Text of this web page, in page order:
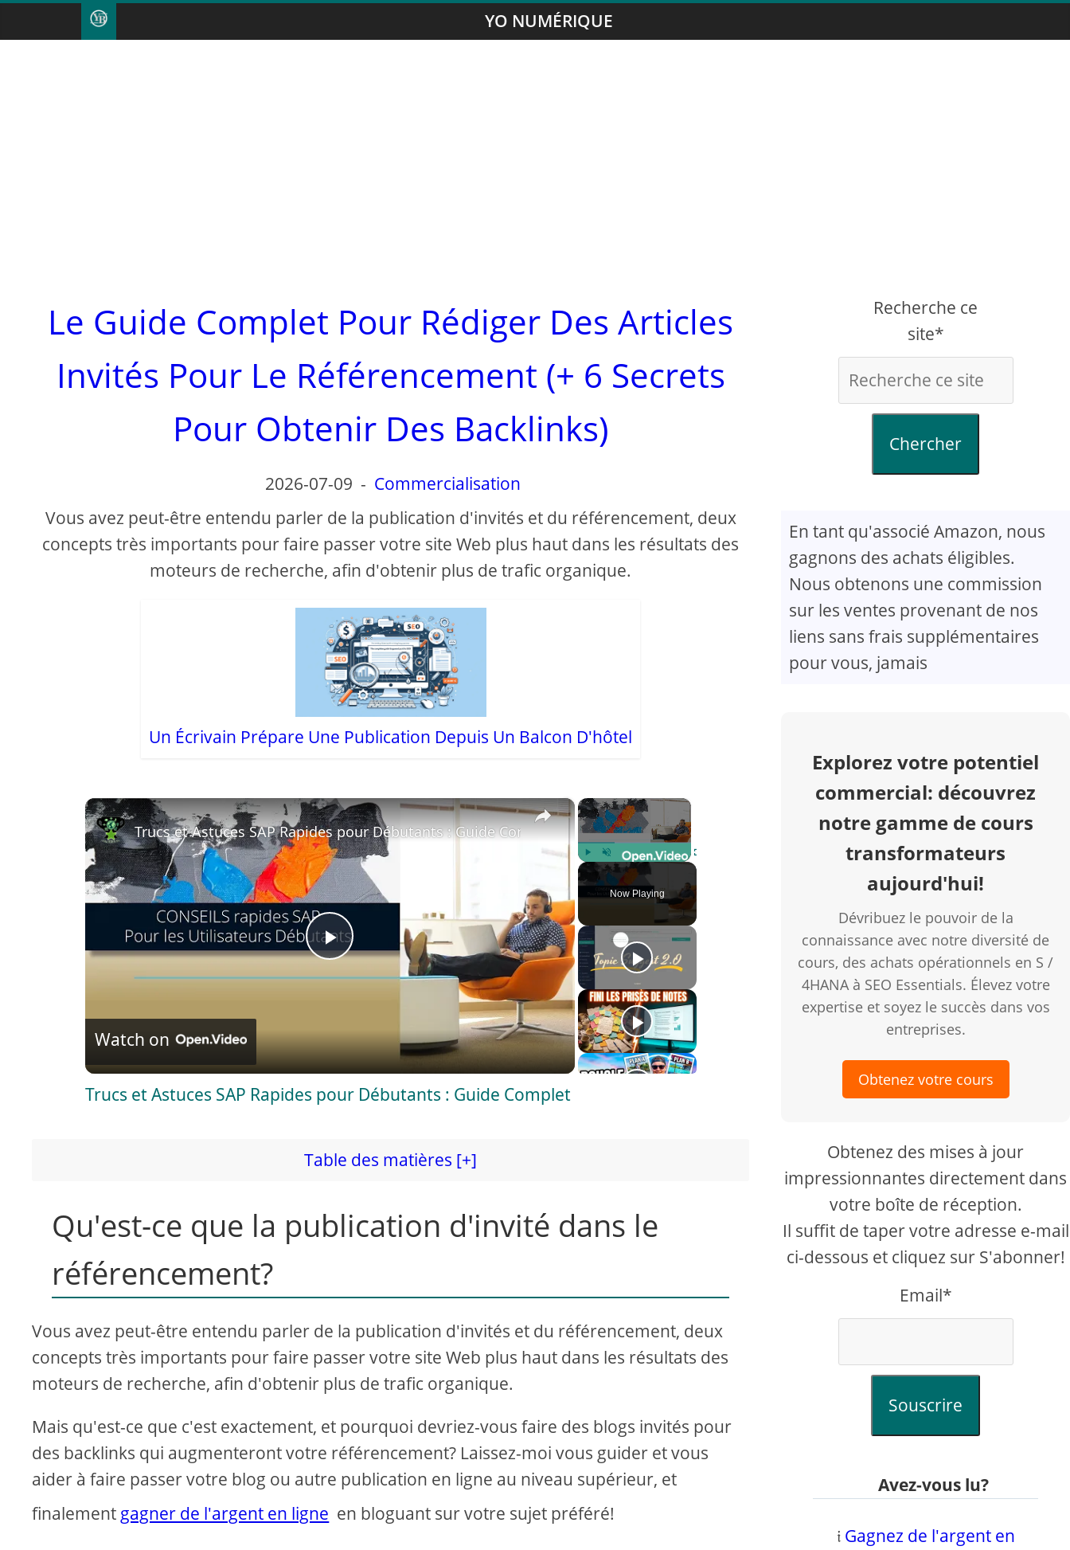
YO NUMÉRIQUE
Le Guide Complet Pour Rédiger Des Articles
Invités Pour Le Référencement (+ 6 Secrets
Pour Obtenir Des Backlinks)
2026-07-09 - Commercialisation
Vous avez peut-être entendu parler de la publication d'invités et du référencement, deux
concepts très importants pour faire passer votre site Web plus haut dans les résultats des
moteurs de recherche, afin d'obtenir plus de trafic organique.
Un Écrivain Prépare Une Publication Depuis Un Balcon D'hôtel
×
Play Unmute
Now Playing
×
P
a
y
V
d
e
o
Trucs et Astuces SAP Rapides pour Débutants : Guide Complet
Watch on
Trucs et Astuces SAP Rapides pour Débutants : Guide Complet
Table des matières [+]
Qu'est-ce que la publication d'invité dans le
référencement?
Vous avez peut-être entendu parler de la publication d'invités et du référencement, deux
concepts très importants pour faire passer votre site Web plus haut dans les résultats des
moteurs de recherche, afin d'obtenir plus de trafic organique.
Mais qu'est-ce que c'est exactement, et pourquoi devriez-vous faire des blogs invités pour
des backlinks qui augmenteront votre référencement? Laissez-moi vous guider et vous
aider à faire passer votre blog ou autre publication en ligne au niveau supérieur, et
finalement gagner de l'argent en ligne en bloguant sur votre sujet préféré!
Recherche ce
site*
Chercher
En tant qu'associé Amazon, nous
gagnons des achats éligibles.
Nous obtenons une commission
sur les ventes provenant de nos
liens sans frais supplémentaires
pour vous, jamais
Explorez votre potentiel
commercial: découvrez
notre gamme de cours
transformateurs
aujourd'hui!
Dévribuez le pouvoir de la
connaissance avec notre diversité de
cours, des achats opérationnels en S /
4HANA à SEO Essentials. Élevez votre
expertise et soyez le succès dans vos
entreprises.
Obtenez votre cours
Obtenez des mises à jour
impressionnantes directement dans
votre boîte de réception.
Il suffit de taper votre adresse e-mail
ci-dessous et cliquez sur S'abonner!
Email*
Souscrire
Avez-vous lu?
𝔦 Gagnez de l'argent en